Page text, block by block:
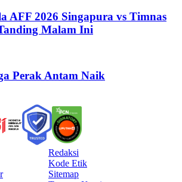
AFF 2026 Singapura vs Timnas
Malam Ini
Perak Antam Naik
Redaksi
Kode Etik
Sitemap